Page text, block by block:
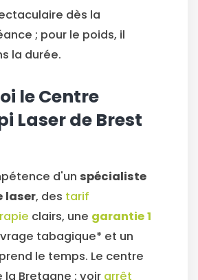
dès la
; pour le poids, il
la durée.
le Centre
Laser de Brest
d'un spécialiste
laser, des tarif
clairs, une garantie 1
tabagique* et un
le temps. Le centre
Bretagne : voir arrêt